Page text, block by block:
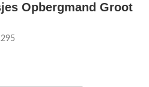
Opbergmand Groot